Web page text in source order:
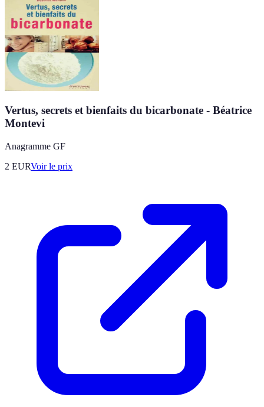
Vertus, secrets et bienfaits du bicarbonate - Béatrice
Montevi
Anagramme GF
2 EURVoir le prix